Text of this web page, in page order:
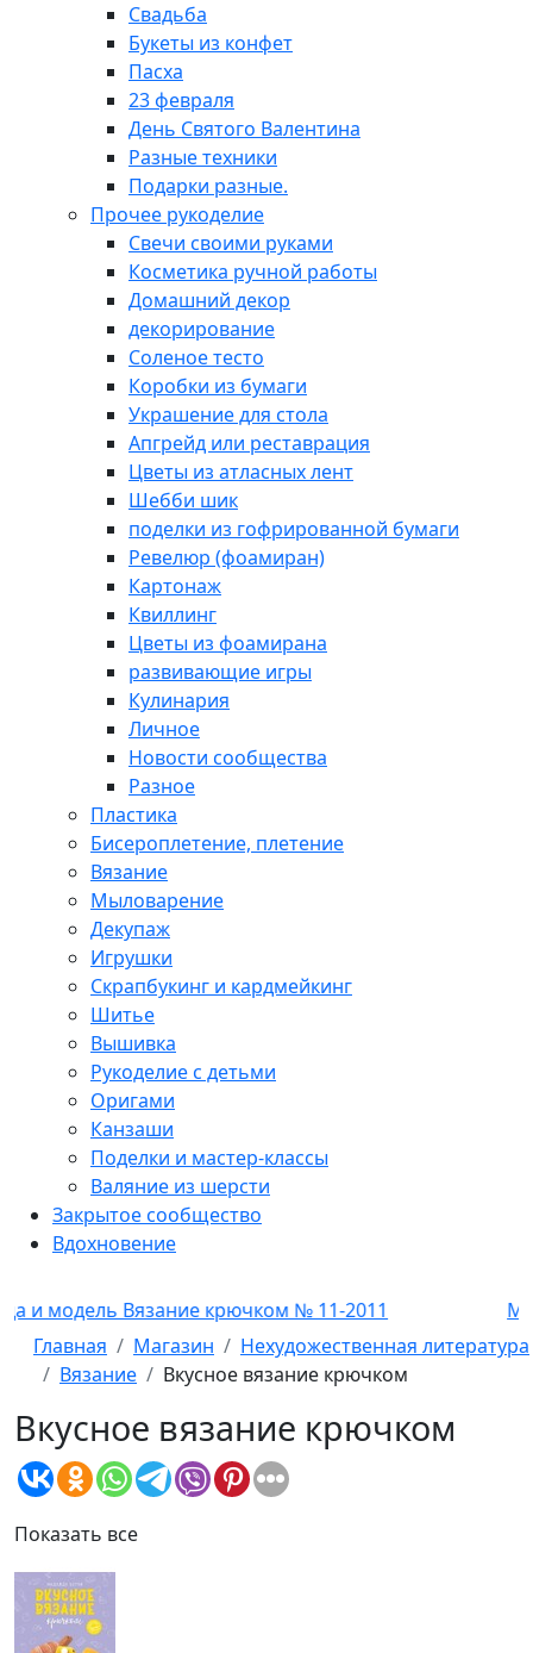
Свадьба
Букеты из конфет
Пасха
23 февраля
День Святого Валентина
Разные техники
Подарки разные.
Прочее рукоделие
Свечи своими руками
Косметика ручной работы
Домашний декор
декорирование
Соленое тесто
Коробки из бумаги
Украшение для стола
Апгрейд или реставрация
Цветы из атласных лент
Шебби шик
поделки из гофрированной бумаги
Ревелюр (фоамиран)
Картонаж
Квиллинг
Цветы из фоамирана
развивающие игры
Кулинария
Личное
Новости сообщества
Разное
Пластика
Бисероплетение, плетение
Вязание
Мыловарение
Декупаж
Игрушки
Скрапбукинг и кардмейкинг
Шитье
Вышивка
Рукоделие с детьми
Оригами
Канзаши
Поделки и мастер-классы
Валяние из шерсти
Закрытое сообщество
Вдохновение
Вязание крючком № 11-2011
Мода и
Главная
Магазин
Нехудожественная литература
Вязание
Вкусное вязание крючком
Вкусное вязание крючком
Показать все